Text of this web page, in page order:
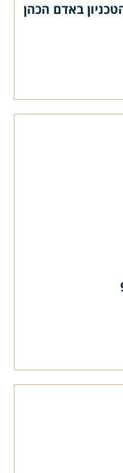
באדם הכהן